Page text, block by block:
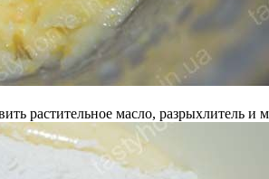
растительное масло, разрыхлитель и